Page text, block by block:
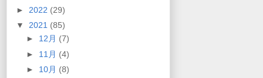
► 2022 (29)
▼ 2021 (85)
► 12月 (7)
► 11月 (4)
► 10月 (8)